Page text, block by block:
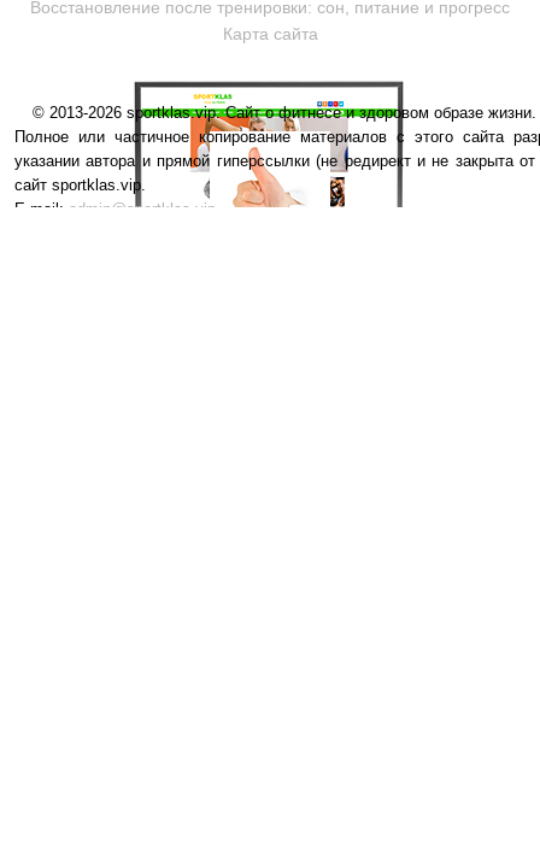
Восстановление после тренировки: сон, питание и прогресс
Карта сайта
© 2013-2026 sportklas.vip. Сайт о фитнесе и здоровом образе
Полное или частичное копирование материалов с этого сайта
указании автора и прямой гиперссылки (не редирект и не закрыта
сайт sportklas.vip.
E-mail: admin@sportklas.vip